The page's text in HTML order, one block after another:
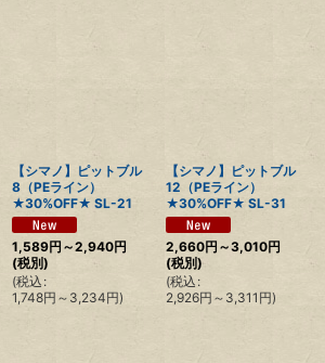
【シマノ】ピットブル
8（PEライン）
★30%OFF★ SL-21
1,589円 ～2,940円
(税別)
(税込 :
1,748円 ～3,234円)
【シマノ】ピットブル
12（PEライン）
★30%OFF★ SL-31
2,660円 ～3,010円
(税別)
(税込 :
2,926円 ～3,311 円)